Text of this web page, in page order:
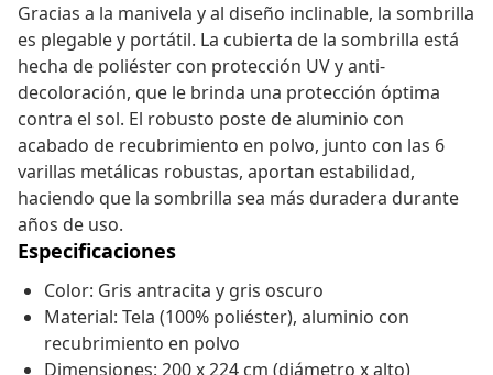
Gracias a la manivela y al diseño inclinable, la sombrilla
es plegable y portátil. La cubierta de la sombrilla está
hecha de poliéster con protección UV y anti-
decoloración, que le brinda una protección óptima
contra el sol. El robusto poste de aluminio con
acabado de recubrimiento en polvo, junto con las 6
varillas metálicas robustas, aportan estabilidad,
haciendo que la sombrilla sea más duradera durante
años de uso.
Especificaciones
Color: Gris antracita y gris oscuro
Material: Tela (100% poliéster), aluminio con
recubrimiento en polvo
Dimensiones: 200 x 224 cm (diámetro x alto)